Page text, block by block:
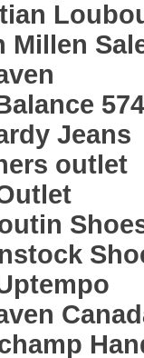
Millen
574
Jeans
outlet